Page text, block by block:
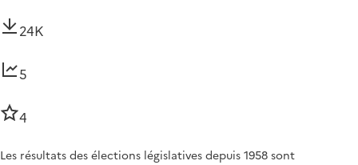
24K
5
4
Les résultats des élections législatives depuis 1958 sont